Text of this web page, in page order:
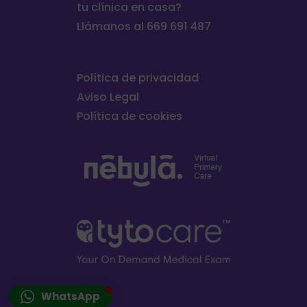
WhatsApp
tu clínica en casa?
Llámanos al 669 691 487
Política de privacidad
Aviso Legal
Política de cookies